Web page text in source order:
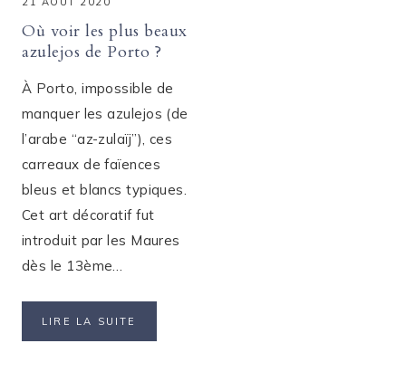
Où voir les plus beaux
azulejos de Porto ?
À Porto, impossible de
manquer les azulejos (de
l’arabe “az-zulaïj”), ces
carreaux de faïences
bleus et blancs typiques.
Cet art décoratif fut
introduit par les Maures
dès le 13ème…
LIRE LA SUITE